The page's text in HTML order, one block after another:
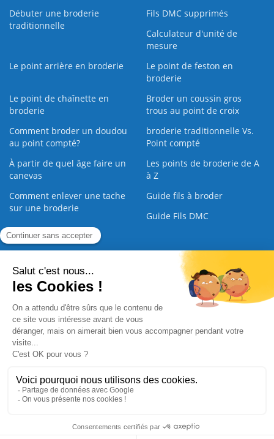
Débuter une broderie
traditionnelle
Fils DMC supprimés
Calculateur d'unité de
mesure
Le point arrière en broderie
Le point de feston en
broderie
Le point de chaînette en
broderie
Broder un coussin gros
trous au point de croix
Comment broder un doudou
au point compté?
broderie traditionnelle Vs.
Point compté
À partir de quel âge faire un
canevas
Les points de broderie de A
à Z
Comment enlever une tache
sur une broderie
Guide fils à broder
Guide Fils DMC
Guide de la Broderie
Commande Papier Qui sommes nous Nous contacter |
Paiement sécurisé
2008 - 2026 © CreaMagic. ALL Rights Reserved.